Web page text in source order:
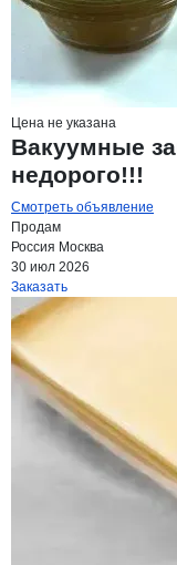
Цена не указана
Вакуумные
недорого!!!
Смотреть объявление
Продам
Россия Москва
30 июл 2026
Заказать